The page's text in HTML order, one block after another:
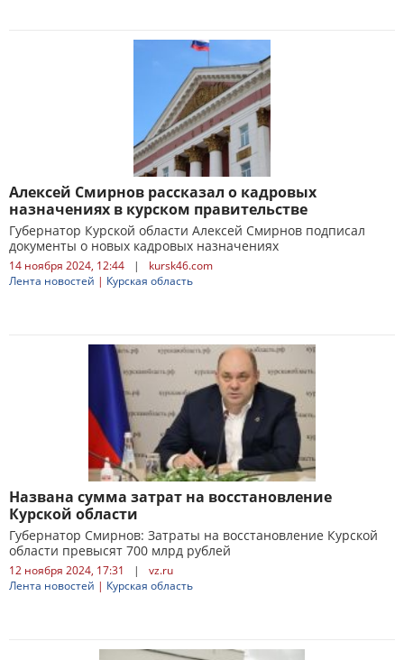
Алексей Смирнов рассказал о кадровых
назначениях в курском правительстве
Губернатор Курской области Алексей Смирнов подписал
документы о новых кадровых назначениях
14 ноября 2024, 12:44 |
kursk46.com
Лента новостей | Курская область
Названа сумма затрат на восстановление
Курской области
Губернатор Смирнов: Затраты на восстановление Курской
области превысят 700 млрд рублей
12 ноября 2024, 17:31 |
vz.ru
Лента новостей | Курская область